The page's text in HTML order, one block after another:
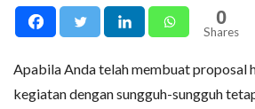
0
Shares
Apabila Anda telah membuat proposal
kegiatan dengan sungguh-sungguh